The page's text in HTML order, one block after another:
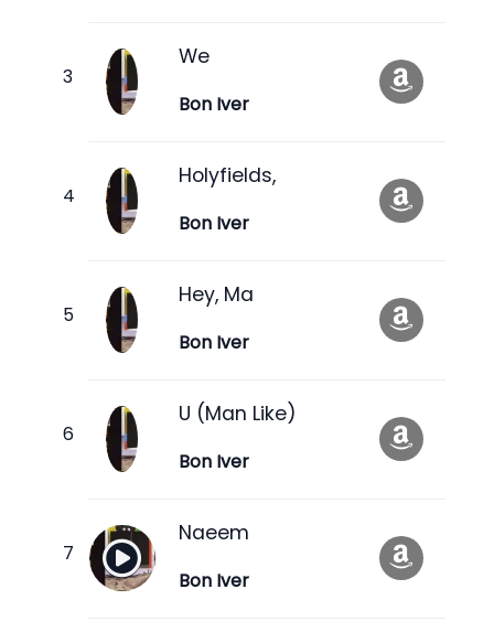
We
Bon Iver
Holyfields,
Bon Iver
Hey, Ma
Bon Iver
U (Man Like)
Bon Iver
Naeem
Bon Iver